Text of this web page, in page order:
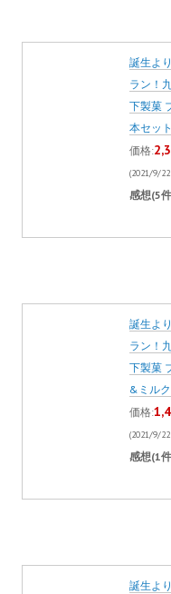
誕生よ
ラン！
下製菓
本セット
価格:
(2021/9/
感想(5
誕生よ
ラン！
下製菓
&ミル
価格:
(2021/9/
感想(1
誕生よ